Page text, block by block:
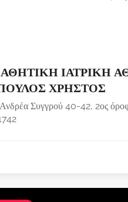
ΙΑΤΡΙΚΗ
ΧΡΗΣΤΟΣ
Συγγρού 40-42, 2ος